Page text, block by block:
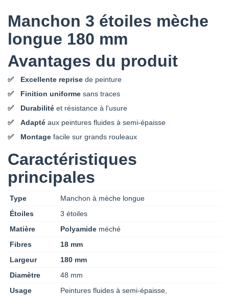
Manchon 3 étoiles mèche
longue 180 mm
Avantages du produit
Excellente reprise de peinture
Finition uniforme sans traces
Durabilité et résistance à l'usure
Adapté aux peintures fluides à semi-épaisse
Montage facile sur grands rouleaux
Caractéristiques
principales
Type
Manchon à mèche longue
Étoiles
3 étoiles
Matière
Polyamide méché
Fibres
18 mm
Largeur
180 mm
Diamètre
48 mm
Usage
Peintures fluides à semi-épaisse,